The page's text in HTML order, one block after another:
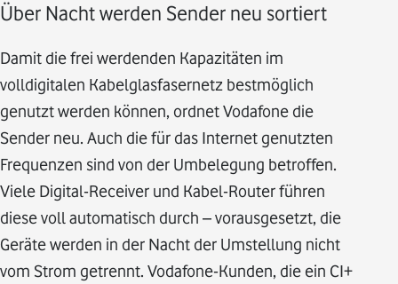
Über Nacht werden Sender neu sortiert
Damit die frei werdenden Kapazitäten im
volldigitalen Kabelglasfasernetz bestmöglich
genutzt werden können, ordnet Vodafone die
Sender neu. Auch die für das Internet genutzten
Frequenzen sind von der Umbelegung betroffen.
Viele Digital-Receiver und Kabel-Router führen
diese voll automatisch durch – vorausgesetzt, die
Geräte werden in der Nacht der Umstellung nicht
vom Strom getrennt. Vodafone-Kunden, die ein CI+